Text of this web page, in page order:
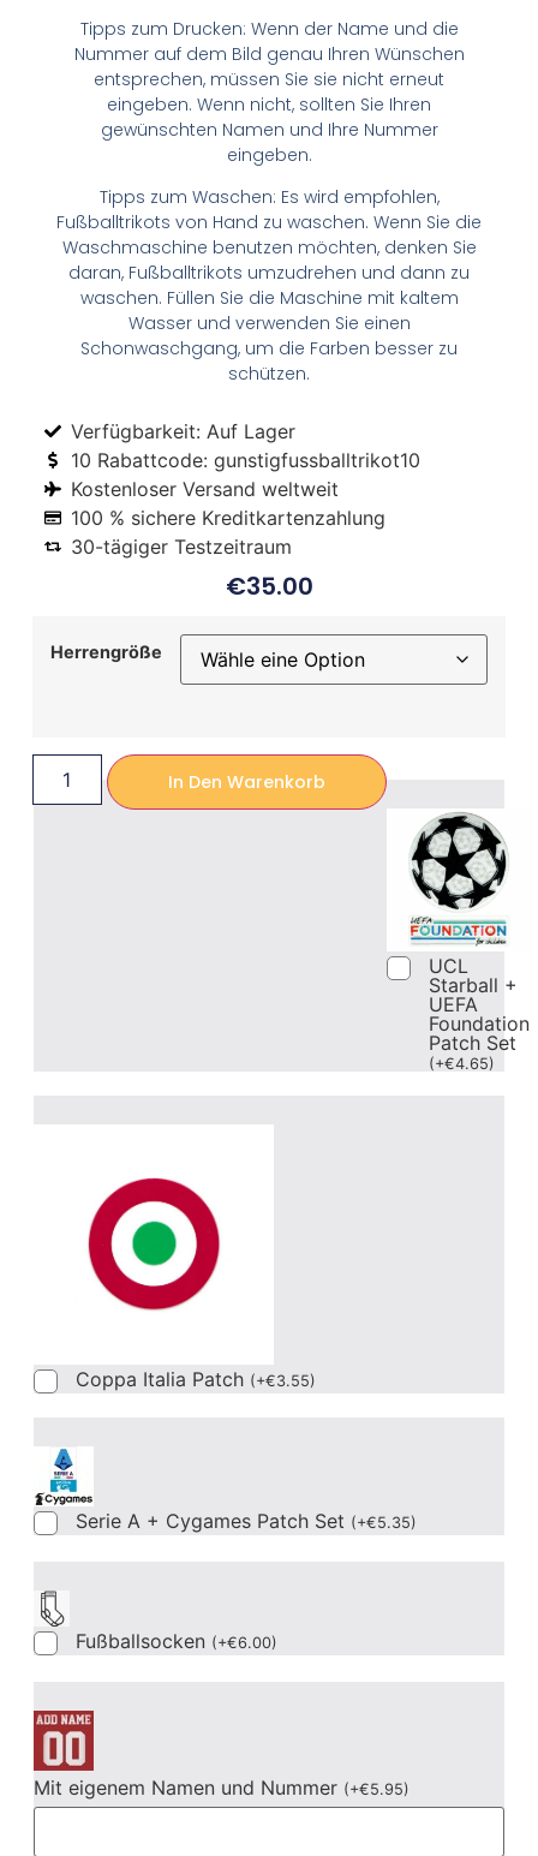
Tipps zum Drucken: Wenn der Name und die
Nummer auf dem Bild genau Ihren Wünschen
entsprechen, müssen Sie sie nicht erneut
eingeben. Wenn nicht, sollten Sie Ihren
gewünschten Namen und Ihre Nummer
eingeben.
Tipps zum Waschen: Es wird empfohlen,
Fußballtrikots von Hand zu waschen. Wenn Sie die
Waschmaschine benutzen möchten, denken Sie
daran, Fußballtrikots umzudrehen und dann zu
waschen. Füllen Sie die Maschine mit kaltem
Wasser und verwenden Sie einen
Schonwaschgang, um die Farben besser zu
schützen.
Verfügbarkeit: Auf Lager
10 Rabattcode: gunstigfussballtrikot10
Kostenloser Versand weltweit
100 % sichere Kreditkartenzahlung
30-tägiger Testzeitraum
€35.00
Herrengröße
In Den Warenkorb
UCL
Starball +
UEFA
Foundation
Patch Set
(+€4.65)
Coppa Italia Patch (+€3.55)
Serie A + Cygames Patch Set (+€5.35)
Fußballsocken (+€6.00)
Mit eigenem Namen und Nummer (+€5.95)